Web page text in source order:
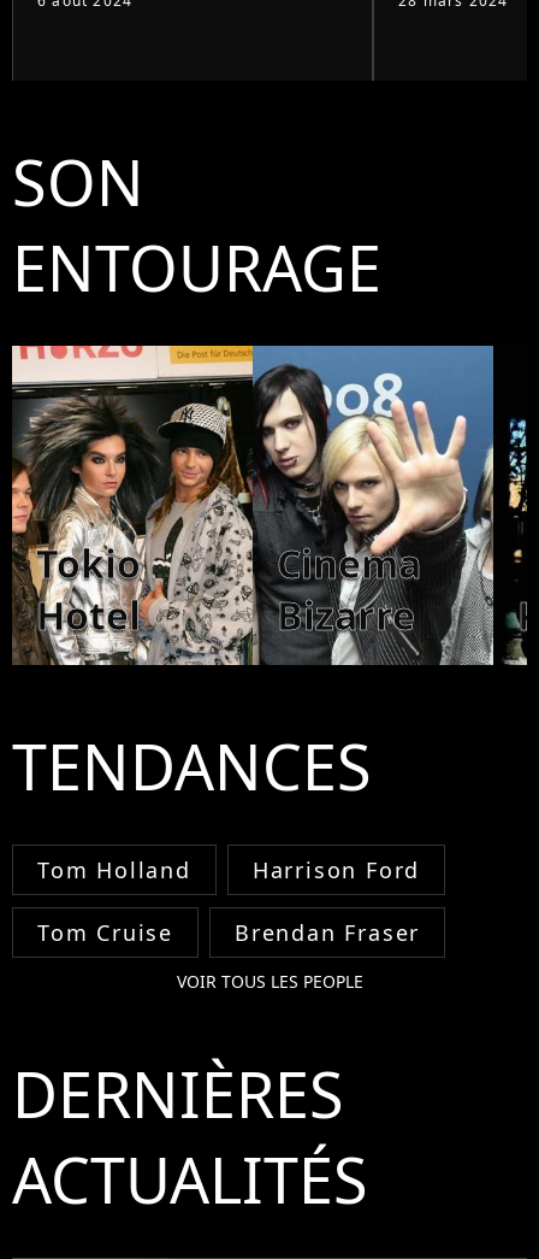
SON
ENTOURAGE
Tokio
Hotel
Cinema
Bizarre
TENDANCES
Tom Holland Harrison Ford
Tom Cruise Brendan Fraser
VOIR TOUS LES PEOPLE
DERNIÈRES
ACTUALITÉS